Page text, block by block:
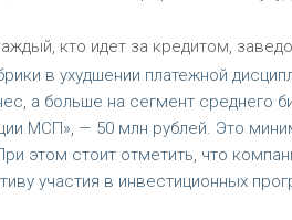
кто идет за кредитом,
в ухудшении платежной
а больше на сегмент среднего
МСП», — 50 млн рублей. Это
этом стоит отметить, что
участия в инвестиционных